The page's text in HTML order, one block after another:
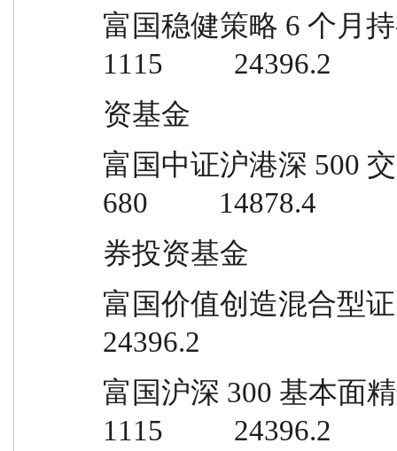
富国稳健策略 6 个月
1115          24396.2
资基金
富国中证沪港深 500
680          14878.4
券投资基金
富国价值创造混合型
24396.2
富国沪深 300 基本面
1115          24396.2